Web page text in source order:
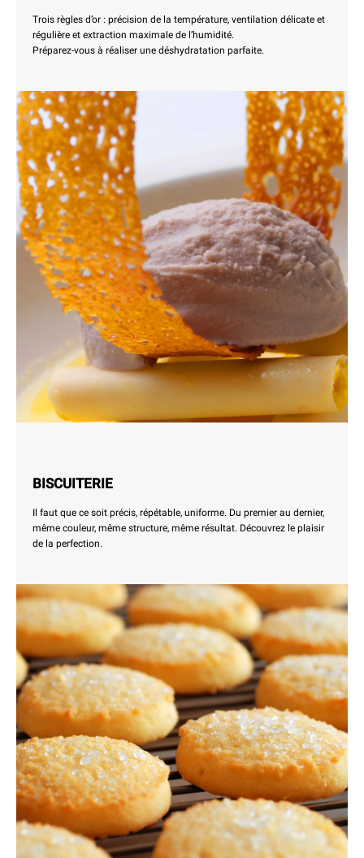
Trois règles d’or : précision de la température, ventilation délicate et
régulière et extraction maximale de l’humidité.
Préparez-vous à réaliser une déshydratation parfaite.
BISCUITERIE
Il faut que ce soit précis, répétable, uniforme. Du premier au dernier,
même couleur, même structure, même résultat. Découvrez le plaisir
de la perfection.